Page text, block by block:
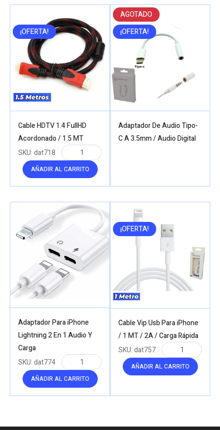
¡OFERTA!
Cable HDTV 1.4 FullHD
Acordonado / 1.5 MT
AÑADIR AL CARRITO
SKU:dat718
AGOTADO
¡OFERTA!
Adaptador De Audio Tipo-
C A 3.5mm / Audio Digital
Adaptador Para iPhone
Lightning 2 En 1 Audio Y
Carga
AÑADIR AL CARRITO
SKU:dat774
¡OFERTA!
Cable Vip Usb Para iPhone
/ 1 MT / 2A / Carga Rápida
AÑADIR AL CARRITO
SKU:dat757